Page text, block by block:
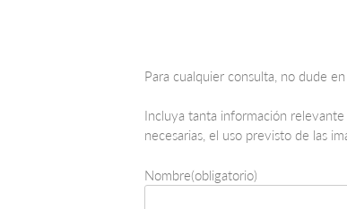
Para cualquier consulta, no dude
Incluya tanta información
necesarias, el uso previsto de las
Nombre(obligatorio)